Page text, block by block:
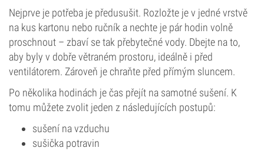
Nejprve je potřeba je předusušit. Rozložte je v jedné vrstvě
na kus kartonu nebo ručník a nechte je pár hodin volně
proschnout – zbaví se tak přebytečné vody. Dbejte na to,
aby byly v dobře větraném prostoru, ideálně i před
ventilátorem. Zároveň je chraňte před přímým sluncem.
Po několika hodinách je čas přejít na samotné sušení. K
tomu můžete zvolit jeden z následujících postupů:
sušení na vzduchu
sušička potravin